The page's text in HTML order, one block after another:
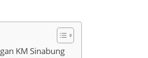
KM Sinabung